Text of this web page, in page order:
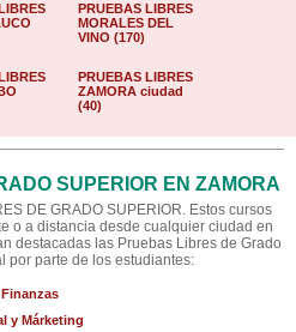
PRUEBAS LIBRES
MORALES DEL
VINO (170)
PRUEBAS LIBRES
ZAMORA ciudad
(40)
SUPERIOR EN ZAMORA
DE GRADO SUPERIOR. Estos cursos
o a distancia desde cualquier ciudad en
destacadas las Pruebas Libres de Grado
por parte de los estudiantes:
y Márketing